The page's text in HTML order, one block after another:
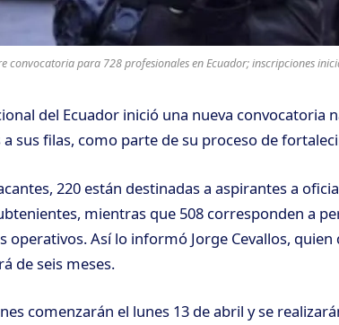
convocatoria para 728 profesionales en Ecuador; inscripciones
del Ecuador inició una nueva convocatoria
sus filas, como parte de su proceso de
220 están destinadas a aspirantes a
mientras que 508 corresponden a
operativos. Así lo informó Jorge Cevallos,
de seis meses.
comenzarán el lunes 13 de abril y se